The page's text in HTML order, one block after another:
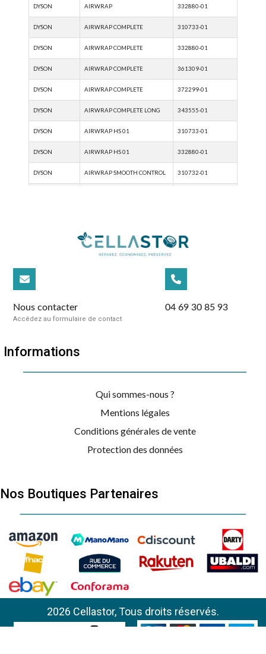
DYSON AIRWRAP
Nous contacter
Accédez au formulaire de contact
04 69 30 85 93
Informations
Qui sommes-nous ?
Mentions légales
Conditions générales de vente
Protection des données
Nos Boutiques Partenaires
2026 Cellastor, Tous droits réservés.